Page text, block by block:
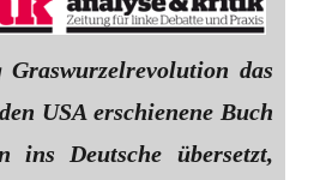
Graswurzelrevolution das
USA erschienene Buch
ins Deutsche übersetzt,